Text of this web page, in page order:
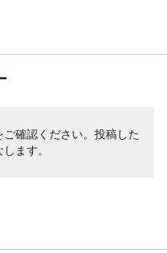
ご確認ください。投稿した
ます。